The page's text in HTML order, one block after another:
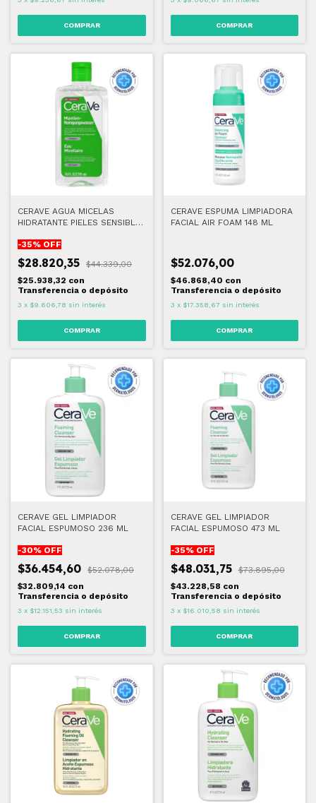
CERAVE AGUA MICELAS
HIDRATANTE PIELES SENSIBLE
-35% OFF
$28.820,35
$44.339,00
$25.938,32 con
Transferencia o depósito
3 x $9.606,78 sin interés
CERAVE ESPUMA LIMPIADORA
FACIAL AIR FOAM 148 ML
$52.076,00
$46.868,40 con
Transferencia o depósito
3 x $17.358,67 sin interés
CERAVE GEL LIMPIADOR
FACIAL ESPUMOSO 236 ML
-30% OFF
$36.454,60
$52.078,00
$32.809,14 con
Transferencia o depósito
3 x $12.151,53 sin interés
CERAVE GEL LIMPIADOR
FACIAL ESPUMOSO 473 ML
-35% OFF
$48.031,75
$73.895,00
$43.228,58 con
Transferencia o depósito
3 x $16.010,58 sin interés